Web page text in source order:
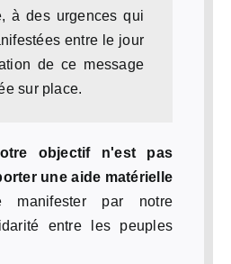
à des urgences qui
entre le jour
de ce message
sur place.
objectif n'est pas
une aide matérielle
manifester par notre
entre les peuples